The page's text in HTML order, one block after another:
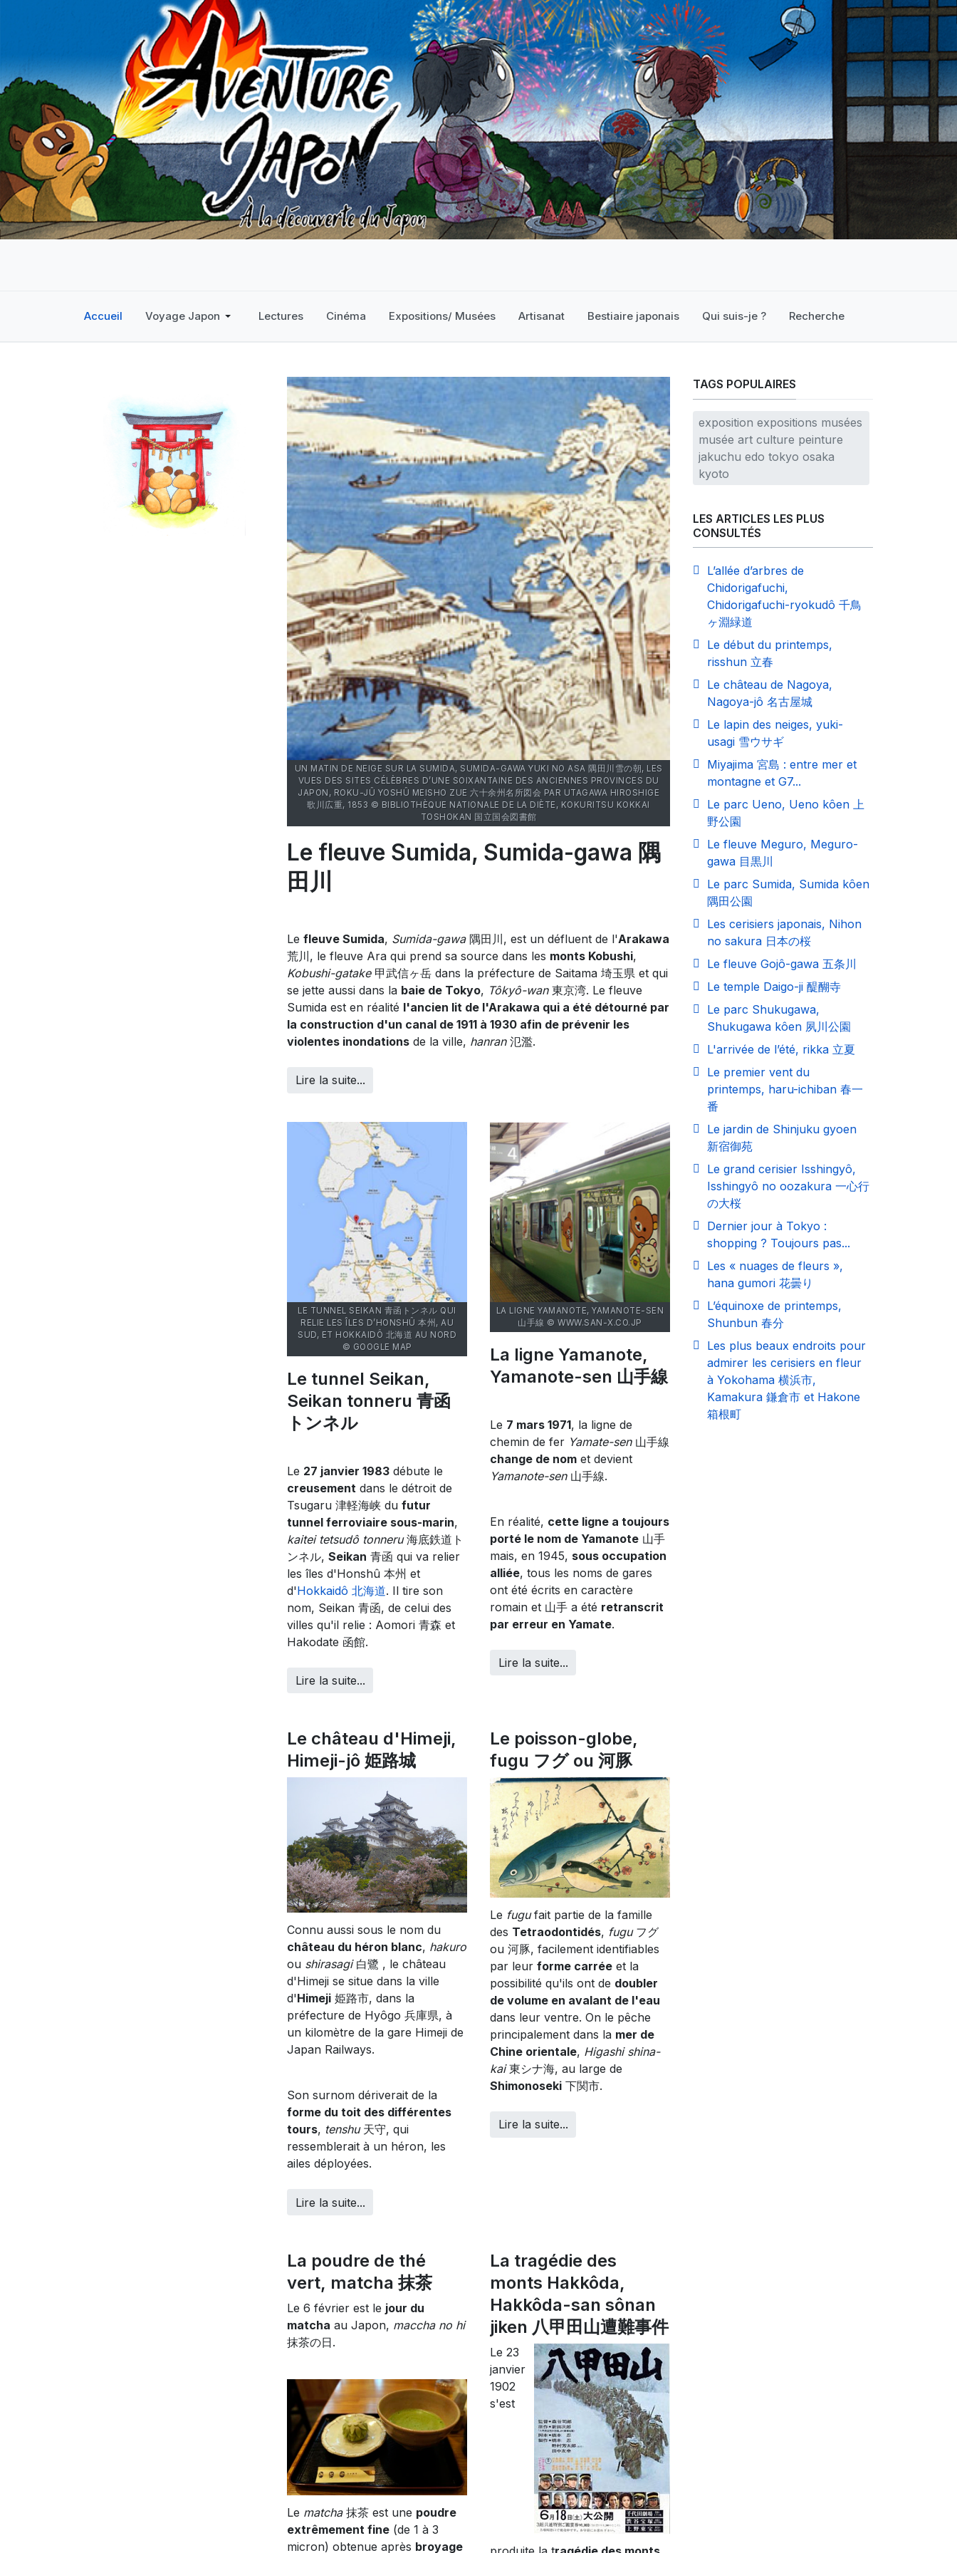
Accueil Voyage Japon Lectures Cinéma Expositions/ Musées Artisanat Bestiaire japonais Qui suis-je ? Recherche
UN MATIN DE NEIGE SUR LA SUMIDA, SUMIDA-GAWA YUKI NO ASA 隅田川雪の朝, LES
VUES DES SITES CÉLÈBRES D’UNE SOIXANTAINE DES ANCIENNES PROVINCES DU
JAPON, ROKU-JÛ YOSHÛ MEISHO ZUE 六十余州名所図会 PAR UTAGAWA HIROSHIGE
歌川広重, 1853 © BIBLIOTHÈQUE NATIONALE DE LA DIÈTE, KOKURITSU KOKKAI
TOSHOKAN 国立国会図書館
Le fleuve Sumida, Sumida-gawa 隅
田川
Le fleuve Sumida, Sumida-gawa隅田川, est un défluent de l'Arakawa
荒川, le fleuve Ara qui prend sa source dans les monts Kobushi,
Kobushi-gatake甲武信ヶ岳 dans la préfecture de Saitama 埼玉県 et qui
se jette aussi dans la baie de Tokyo, Tôkyô-wan東京湾. Le fleuve
Sumida est en réalité l'ancien lit de l'Arakawa qui a été détourné par
la construction d'un canal de 1911 à 1930 afin de prévenir les
violentes inondations de la ville, hanran氾濫.
Lire la suite...
LE TUNNEL SEIKAN 青函トンネル QUI
RELIE LES ÎLES D’HONSHÛ 本州, AU
SUD, ET HOKKAIDÔ 北海道 AU NORD
© GOOGLE MAP
Le tunnel Seikan,
Seikan tonneru 青函
トンネル
Le 27 janvier 1983 débute le
creusement dans le détroit de
Tsugaru 津軽海峡 du futur
tunnel ferroviaire sous-marin,
kaitei tetsudô tonneru海底鉄道ト
ンネル, Seikan 青函 qui va relier
les îles d'Honshû 本州 et
d'Hokkaidô 北海道. Il tire son
nom, Seikan 青函, de celui des
villes qu'il relie : Aomori 青森 et
Hakodate 函館.
Lire la suite...
LA LIGNE YAMANOTE, YAMANOTE-SEN
山手線 © WWW.SAN-X.CO.JP
La ligne Yamanote,
Yamanote-sen 山手線
Le 7 mars 1971, la ligne de
chemin de fer Yamate-sen山手線
change de nom et devient
Yamanote-sen山手線.
En réalité, cette ligne a toujours
porté le nom de Yamanote 山手
mais, en 1945, sous occupation
alliée, tous les noms de gares
ont été écrits en caractère
romain et 山手 a été retranscrit
par erreur en Yamate.
Lire la suite...
Le château d'Himeji,
Himeji-jô 姫路城
Connu aussi sous le nom du
château du héron blanc, hakuro
ou shirasagi白鷺 , le château
d'Himeji se situe dans la ville
d'Himeji 姫路市, dans la
préfecture de Hyôgo 兵庫県, à
un kilomètre de la gare Himeji de
Japan Railways.
Son surnom dériverait de la
forme du toit des différentes
tours, tenshu天守, qui
ressemblerait à un héron, les
ailes déployées.
Lire la suite...
Le poisson-globe,
fugu フグ ou 河豚
Le fugufait partie de la famille
des Tetraodontidés, fuguフグ
ou 河豚, facilement identifiables
par leur forme carrée et la
possibilité qu'ils ont de doubler
de volume en avalant de l'eau
dans leur ventre. On le pêche
principalement dans la mer de
Chine orientale, Higashi shina-
kai東シナ海, au large de
Shimonoseki 下関市.
Lire la suite...
La poudre de thé
vert, matcha 抹茶
Le 6 février est le jour du
matcha au Japon, maccha no hi
抹茶の日.
Le matcha抹茶 est une poudre
extrêmement fine (de 1 à 3
micron) obtenue après broyage
La tragédie des
monts Hakkôda,
Hakkôda-san sônan
jiken 八甲田山遭難事件
Le 23
janvier
1902
s'est
TAGS POPULAIRES
exposition expositions musées
musée art culture peinture
jakuchu edo tokyo osaka
kyoto
LES ARTICLES LES PLUS
CONSULTÉS
L’allée d’arbres de
Chidorigafuchi,
Chidorigafuchi-ryokudô 千鳥
ヶ淵緑道
Le début du printemps,
risshun 立春
Le château de Nagoya,
Nagoya-jô 名古屋城
Le lapin des neiges, yuki-
usagi 雪ウサギ
Miyajima 宮島 : entre mer et
montagne et G7...
Le parc Ueno, Ueno kôen 上
野公園
Le fleuve Meguro, Meguro-
gawa 目黒川
Le parc Sumida, Sumida kôen
隅田公園
Les cerisiers japonais, Nihon
no sakura 日本の桜
Le fleuve Gojô-gawa 五条川
Le temple Daigo-ji 醍醐寺
Le parc Shukugawa,
Shukugawa kôen 夙川公園
L'arrivée de l’été, rikka 立夏
Le premier vent du
printemps, haru-ichiban 春一
番
Le jardin de Shinjuku gyoen
新宿御苑
Le grand cerisier Isshingyô,
Isshingyô no oozakura 一心行
の大桜
Dernier jour à Tokyo :
shopping ? Toujours pas...
Les « nuages de fleurs »,
hana gumori 花曇り
L’équinoxe de printemps,
Shunbun 春分
Les plus beaux endroits pour
admirer les cerisiers en fleur
à Yokohama 横浜市,
Kamakura 鎌倉市 et Hakone
箱根町